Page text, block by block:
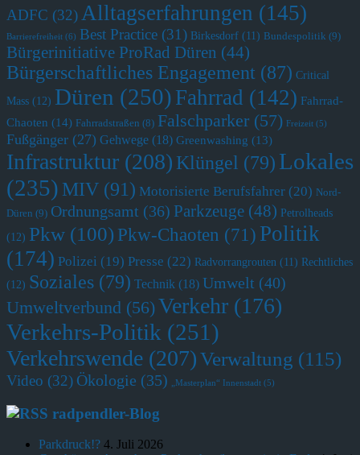
ADFC (32)Alltagserfahrungen (145)
Barrierefreiheit (6) Best Practice (31) Birkesdorf (11) Bundespolitik (9)
Bürgerinitiative ProRad Düren (44)
Bürgerschaftliches Engagement (87) Critical
Mass (12) Düren (250) Fahrrad (142) Fahrrad-
Chaoten (14) Fahrradstraßen (8) Falschparker (57) Freizeit (5)
Fußgänger (27) Gehwege (18) Greenwashing (13)
Infrastruktur (208) Klüngel (79) Lokales
(235) MIV (91) Motorisierte Berufsfahrer (20) Nord-
Düren (9) Ordnungsamt (36) Parkzeuge (48) Petrolheads
(12) Pkw (100) Pkw-Chaoten (71) Politik
(174) Polizei (19) Presse (22) Radvorrangrouten (11) Rechtliches
(12) Soziales (79) Technik (18) Umwelt (40)
Umweltverbund (56)Verkehr (176)
Verkehrs-Politik (251)
Verkehrswende (207)Verwaltung (115)
Video (32) Ökologie (35) „Masterplan“ Innenstadt (5)
radpendler-Blog
Parkdruck!? 4. Juli 2026